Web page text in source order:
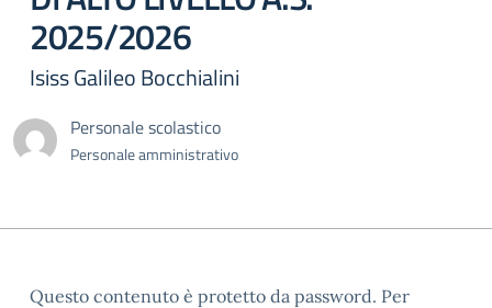
2025/2026
Isiss Galileo Bocchialini
Personale scolastico
Personale amministrativo
Questo contenuto è protetto da password. Per